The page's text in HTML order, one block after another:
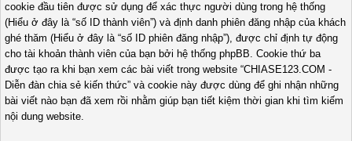
cookie đầu tiên được sử dụng để xác thực người dùng trong hệ thống
(Hiểu ở đây là “số ID thành viên”) và định danh phiên đăng nhập của khách
ghé thăm (Hiểu ở đây là “số ID phiên đăng nhập”), được chỉ định tự động
cho tài khoản thành viên của bạn bởi hệ thống phpBB. Cookie thứ ba
được tạo ra khi bạn xem các bài viết trong website “CHIASE123.COM -
Diễn đàn chia sẻ kiến thức” và cookie này được dùng để ghi nhận những
bài viết nào bạn đã xem rồi nhằm giúp bạn tiết kiệm thời gian khi tìm kiếm
nội dung website.